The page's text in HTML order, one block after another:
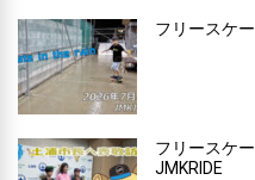
フリースケ
フリースケ
JMKRIDE